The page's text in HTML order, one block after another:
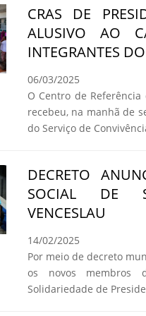
CRAS DE
ALUSIVO AO
INTEGRANTES
06/03/2025
O Centro de Referência
recebeu, na manhã de
do Serviço de
DECRETO
SOCIAL DE
VENCESLAU
14/02/2025
Por meio de decreto
os novos membros
Solidariedade de